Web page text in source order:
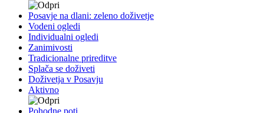
Posavje na dlani: zeleno doživetje
Vodeni ogledi
Individualni ogledi
Zanimivosti
Tradicionalne prireditve
Splača se doživeti
Doživetja v Posavju
Aktivno
Pohodne poti